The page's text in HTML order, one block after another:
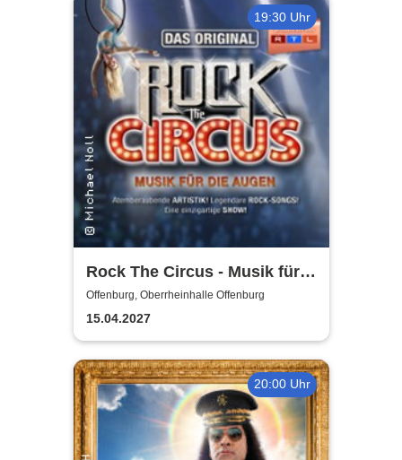
19:30 Uhr
Rock The Circus - Musik für
die Augen
Offenburg, Oberrheinhalle Offenburg
15.04.2027
20:00 Uhr